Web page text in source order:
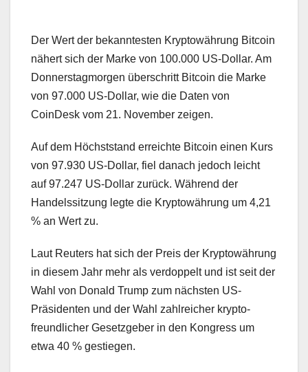
Der Wert der bekanntesten Kryptowährung Bitcoin
nähert sich der Marke von 100.000 US-Dollar. Am
Donnerstagmorgen überschritt Bitcoin die Marke
von 97.000 US-Dollar, wie die Daten von
CoinDesk vom 21. November zeigen.
Auf dem Höchststand erreichte Bitcoin einen Kurs
von 97.930 US-Dollar, fiel danach jedoch leicht
auf 97.247 US-Dollar zurück. Während der
Handelssitzung legte die Kryptowährung um 4,21
% an Wert zu.
Laut Reuters hat sich der Preis der Kryptowährung
in diesem Jahr mehr als verdoppelt und ist seit der
Wahl von Donald Trump zum nächsten US-
Präsidenten und der Wahl zahlreicher krypto-
freundlicher Gesetzgeber in den Kongress um
etwa 40 % gestiegen.